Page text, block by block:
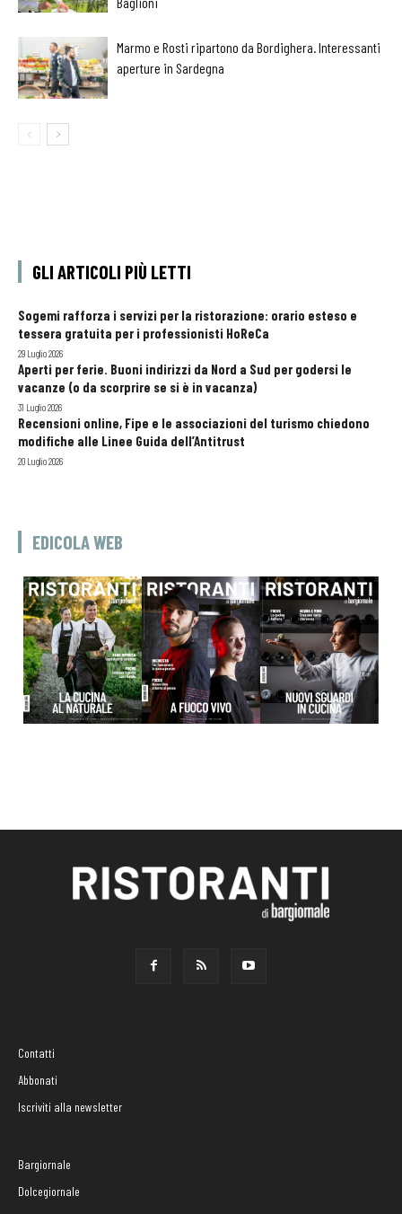
Marmo e Rosti ripartono da Bordighera. Interessanti
aperture in Sardegna
GLI ARTICOLI PIÙ LETTI
Sogemi rafforza i servizi per la ristorazione: orario esteso e
tessera gratuita per i professionisti HoReCa
29 Luglio 2026
Aperti per ferie. Buoni indirizzi da Nord a Sud per godersi le
vacanze (o da scorprire se si è in vacanza)
31 Luglio 2026
Recensioni online, Fipe e le associazioni del turismo chiedono
modifiche alle Linee Guida dell’Antitrust
20 Luglio 2026
EDICOLA WEB
Contatti
Abbonati
Iscriviti alla newsletter
Bargiornale
Dolcegiornale